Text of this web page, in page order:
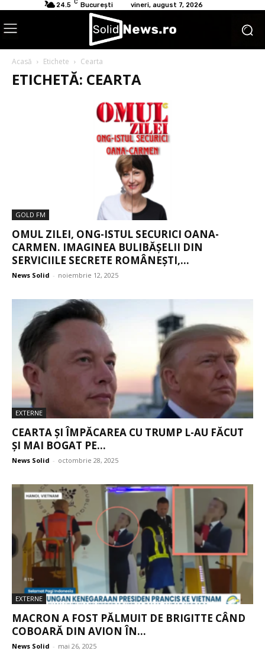
24.5 C București vineri, august 7, 2026
Acasă Etichete Cearta
ETICHETĂ: CEARTA
GOLD FM
OMUL ZILEI, ONG-ISTUL SECURICI OANA-
CARMEN. IMAGINEA BULIBĂȘELII DIN
SERVICIILE SECRETE ROMÂNEȘTI,...
News Solid - noiembrie 12, 2025
EXTERNE
CEARTA ȘI ÎMPĂCAREA CU TRUMP L-AU FĂCUT
ȘI MAI BOGAT PE...
News Solid - octombrie 28, 2025
EXTERNE
MACRON A FOST PĂLMUIT DE BRIGITTE CÂND
COBOARĂ DIN AVION ÎN...
News Solid - mai 26, 2025